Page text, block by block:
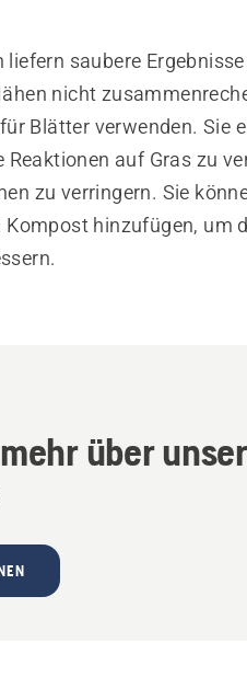
saubere
nicht
Blätter verwenden. Sie
auf Gras zu
zu verringern. Sie
hinzufügen, um
über